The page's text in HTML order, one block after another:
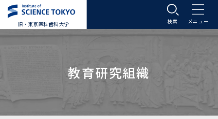
旧・東京医科歯科大学
大学案内トップ
学長メッセージ
入学案内トップ
学生生活
教育研究組織